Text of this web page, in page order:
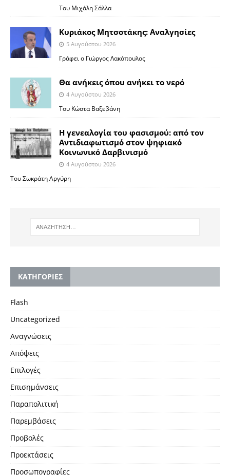
Του Μιχάλη Σάλλα
Κυριάκος Μητσοτάκης: Αναλγησίες
5 Αυγούστου 2026
Γράφει ο Γιώργος Λακόπουλος
Θα ανήκεις όπου ανήκει το νερό
4 Αυγούστου 2026
Του Κώστα Βαξεβάνη
Η γενεαλογία του φασισμού: από τον
Αντιδιαφωτισμό στον ψηφιακό
Κοινωνικό Δαρβινισμό
4 Αυγούστου 2026
Του Σωκράτη Αργύρη
KΑΤΗΓΟΡΙΕΣ
Flash
Uncategorized
Αναγνώσεις
Απόψεις
Επιλογές
Επισημάνσεις
Παραπολιτική
Παρεμβάσεις
Προβολές
Προεκτάσεις
Προσωπογραφίες